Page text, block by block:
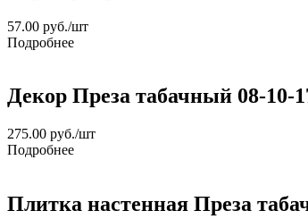
57.00 руб./шт
Подробнее
Декор Преза табачный 08-10-
275.00 руб./шт
Подробнее
Плитка настенная Преза